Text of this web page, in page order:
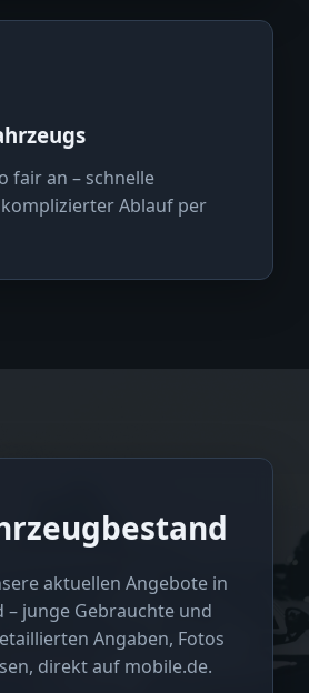
fair an – schnelle
Ablauf per
aktuellen Angebote in
– junge Gebrauchte und
Angaben, Fotos
direkt auf mobile.de.